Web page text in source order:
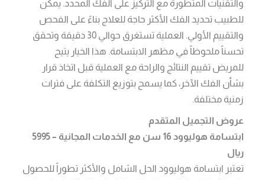
والتقنيات المتطورة مع التركيز على الفك المحدد. يمكن
للطبيب تحديد الفك الأكثر حاجة للعلاج بناءً على الفحص
والتقييم الأولي. العملية تستغرق حوالي 30 دقيقة وتحقق
تحسناً ملحوظاً في مظهر الابتسامة. هذا الخيار يتيح
للمريض تقييم النتائج والراحة مع العملية قبل اتخاذ قرار
بشأن الفك الآخر، كما يسمح بتوزيع التكلفة على فترات
زمنية مختلفة.
عروض التجميل المتقدم
ابتسامة هوليوود 16 سن مع الخدمات المجانية – 5995
ريال
تعتبر ابتسامة هوليوود الحل الشامل والأكثر تطوراً للحصول